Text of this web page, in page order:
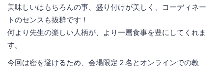
美味しいはもちろんの事、盛り付けが美しく、コーディネー
トのセンスも抜群です！
何より先生の楽しい人柄が、より一層食事を豊にしてくれま
す。
今回は密を避けるため、会場限定２名とオンラインでの教